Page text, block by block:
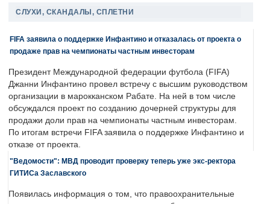
СЛУХИ, СКАНДАЛЫ, СПЛЕТНИ
FIFA заявила о поддержке Инфантино и отказалась от проекта о
продаже прав на чемпионаты частным инвесторам
Президент Международной федерации футбола (FIFA)
Джанни Инфантино провел встречу с высшим руководством
организации в марокканском Рабате. На ней в том числе
обсуждался проект по созданию дочерней структуры для
продажи доли прав на чемпионаты частным инвесторам.
По итогам встречи FIFA заявила о поддержке Инфантино и
отказе от проекта.
"Ведомости": МВД проводит проверку теперь уже экс-ректора
ГИТИСа Заславского
Появилась информация о том, что правоохранительные